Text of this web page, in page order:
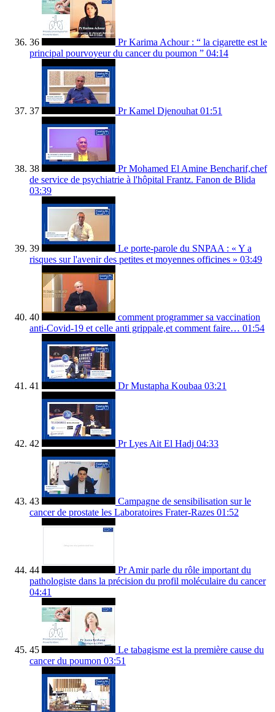
36
Pr Karima Achour : “ la cigarette est le
principal pourvoyeur du cancer du poumon ” 04:14
37 Pr Kamel Djenouhat 01:51
38
Pr Mohamed El Amine Bencharif,chef
de service de psychiatrie à l'hôpital Frantz. Fanon de Blida
03:39
39
Le porte-parole du SNPAA : « Y a
risques sur l'avenir des petites et moyennes officines » 03:49
40
comment programmer sa vaccination
anti-Covid-19 et celle anti grippale,et comment faire… 01:54
41 Dr Mustapha Koubaa 03:21
42 Pr Lyes Ait El Hadj 04:33
43
Campagne de sensibilisation sur le
cancer de prostate les Laboratoires Frater-Razes 01:52
44
Pr Amir parle du rôle important du
pathologiste dans la précision du profil moléculaire du cancer
04:41
45
Le tabagisme est la première cause du
cancer du poumon 03:51